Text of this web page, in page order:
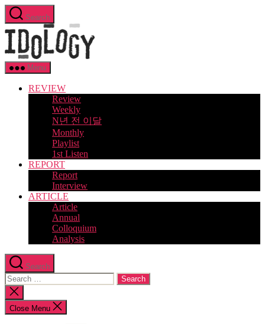
Skip
to
the
content
Search
Menu
REVIEW
Review
Weekly
N년 전 이달
Monthly
Playlist
1st Listen
REPORT
Report
Interview
ARTICLE
Article
Annual
Colloquium
Analysis
Search
Search
for:
Close
search
Close Menu